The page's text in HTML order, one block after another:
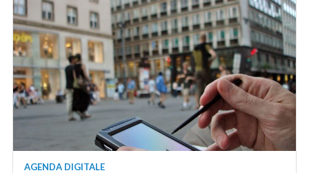
AGENDA DIGITALE